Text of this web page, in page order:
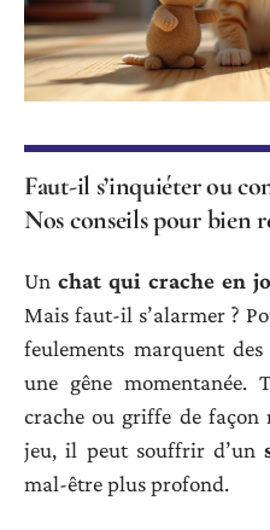
Faut-il s’inquiéter ou
Nos conseils pour bien
Un chat qui crache en
Mais faut-il s’alarmer ?
feulements marquent
une gêne momentanée.
crache ou griffe de façon
jeu, il peut souffrir d’un
mal-être plus profond.